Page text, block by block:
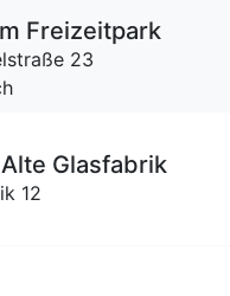
Freizeitpark
23
Glasfabrik
12